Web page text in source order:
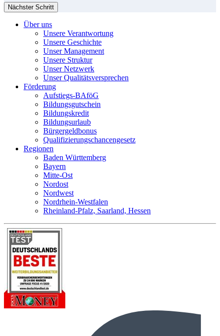
Nächster Schritt
Über uns
Unsere Verantwortung
Unsere Geschichte
Unser Management
Unsere Struktur
Unser Netzwerk
Unser Qualitätsversprechen
Förderung
Aufstiegs-BAföG
Bildungsgutschein
Bildungskredit
Bildungsurlaub
Bürgergeldbonus
Qualifizierungschancengesetz
Regionen
Baden Württemberg
Bayern
Mitte-Ost
Nordost
Nordwest
Nordrhein-Westfalen
Rheinland-Pfalz, Saarland, Hessen